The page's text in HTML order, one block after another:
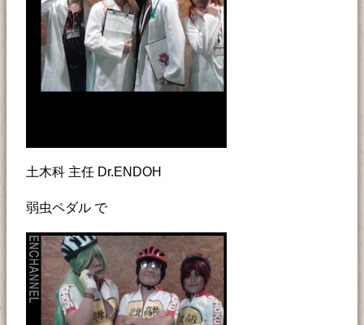
土木科 主任 Dr.ENDOH
弱虫ペダル で